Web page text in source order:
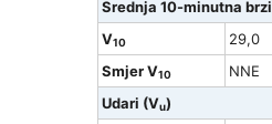
Srednja 10-minutna
V10 29,0
Smjer V10 NNE
Udari (Vu)